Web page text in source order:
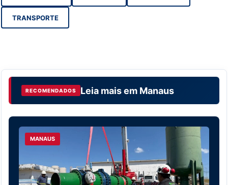
TRANSPORTE
RECOMENDADOS Leia mais em Manaus
MANAUS